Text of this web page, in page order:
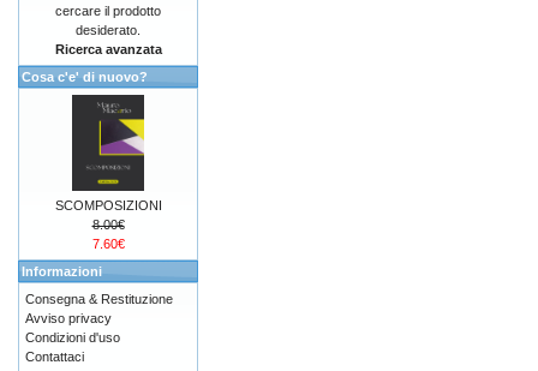
cercare il prodotto
desiderato.
Ricerca avanzata
Cosa c'e' di nuovo?
SCOMPOSIZIONI
8.00€
7.60€
Informazioni
Consegna & Restituzione
Avviso privacy
Condizioni d'uso
Contattaci